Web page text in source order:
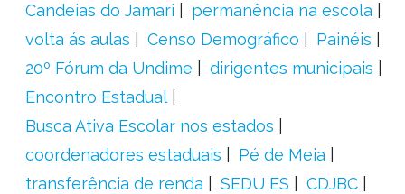
Candeias do Jamari
permanência na escola
volta ás aulas
Censo Demográfico
Painéis
20º Fórum da Undime
dirigentes municipais
Encontro Estadual
Busca Ativa Escolar nos estados
coordenadores estaduais
Pé de Meia
transferência de renda
SEDU ES
CDJBC